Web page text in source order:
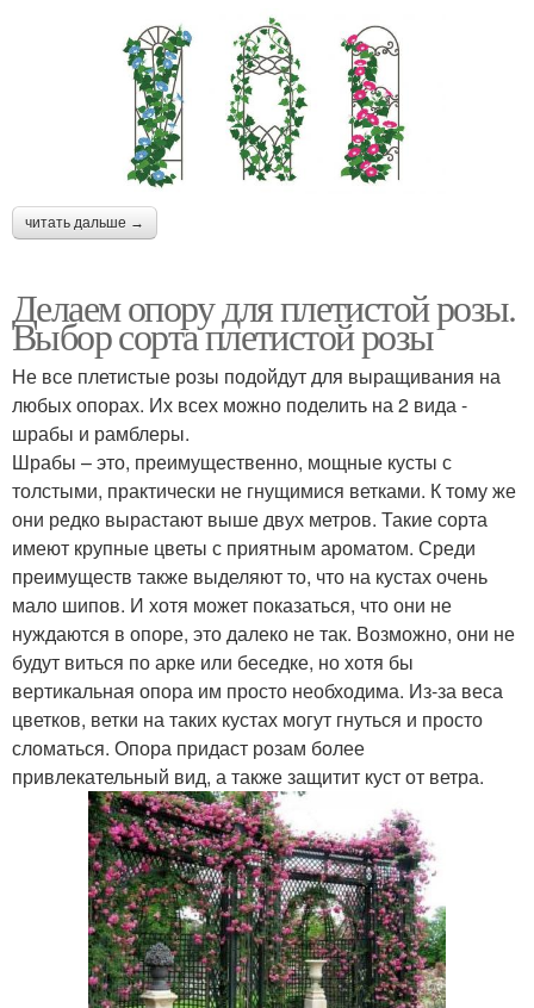
читать дальше →
Делаем опору для плетистой розы.
Выбор сорта плетистой розы
Не все плетистые розы подойдут для выращивания на
любых опорах. Их всех можно поделить на 2 вида -
шрабы и рамблеры.
Шрабы – это, преимущественно, мощные кусты с
толстыми, практически не гнущимися ветками. К тому же
они редко вырастают выше двух метров. Такие сорта
имеют крупные цветы с приятным ароматом. Среди
преимуществ также выделяют то, что на кустах очень
мало шипов. И хотя может показаться, что они не
нуждаются в опоре, это далеко не так. Возможно, они не
будут виться по арке или беседке, но хотя бы
вертикальная опора им просто необходима. Из-за веса
цветков, ветки на таких кустах могут гнуться и просто
сломаться. Опора придаст розам более
привлекательный вид, а также защитит куст от ветра.